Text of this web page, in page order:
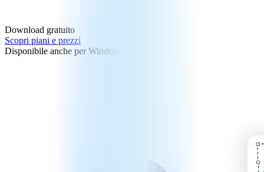
Download gratuito
Scopri piani e prezzi
Disponibile anche per Windows e iOS